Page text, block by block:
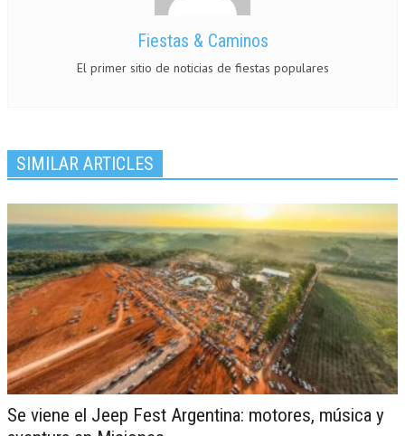
Fiestas & Caminos
El primer sitio de noticias de fiestas populares
SIMILAR ARTICLES
Se viene el Jeep Fest Argentina: motores, música y